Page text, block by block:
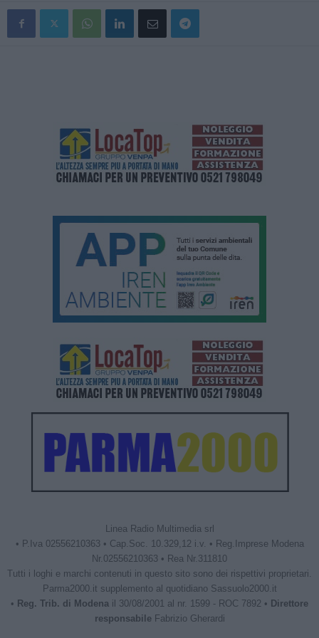
Linea Radio Multimedia srl
• P.Iva 02556210363 • Cap.Soc. 10.329,12 i.v. • Reg.Imprese Modena
Nr.02556210363 • Rea Nr.311810
Tutti i loghi e marchi contenuti in questo sito sono dei rispettivi proprietari.
Parma2000.it supplemento al quotidiano Sassuolo2000.it
• Reg. Trib. di Modena il 30/08/2001 al nr. 1599 - ROC 7892 • Direttore
responsabileFabrizio Gherardi